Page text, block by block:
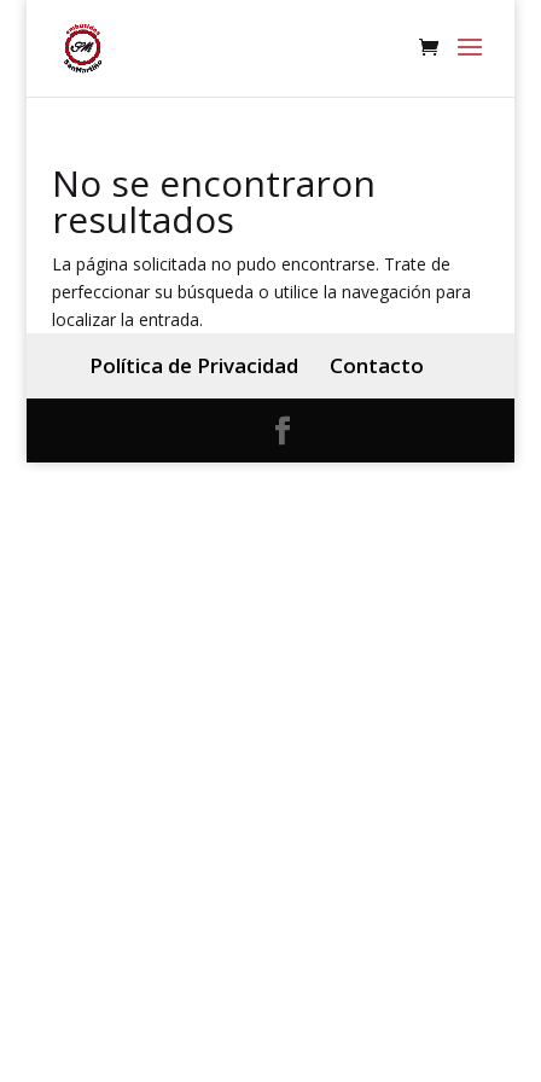
No se encontraron
resultados
La página solicitada no pudo encontrarse. Trate de
perfeccionar su búsqueda o utilice la navegación para
localizar la entrada.
Política de Privacidad Contacto